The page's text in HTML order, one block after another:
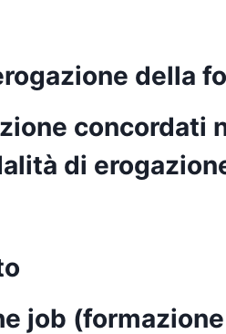
della
concordati
di
job